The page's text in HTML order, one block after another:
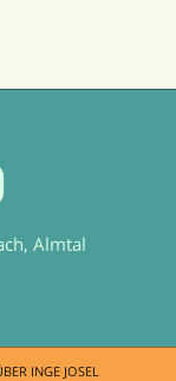
Almtal
INGE JOSEL